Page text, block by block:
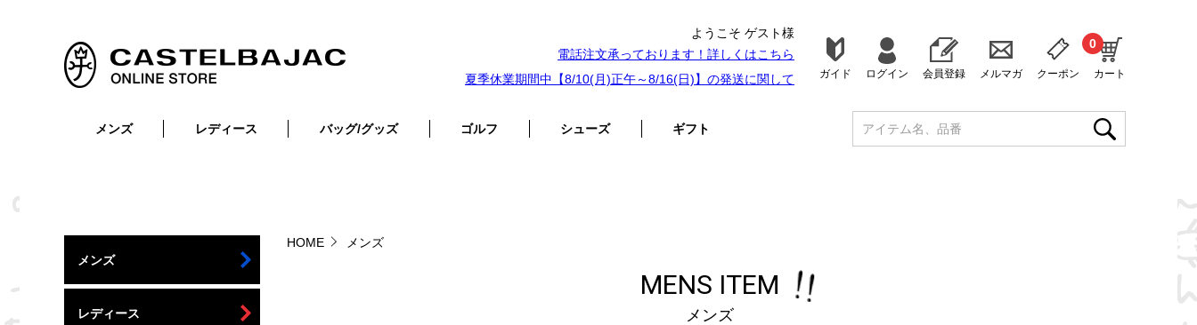
ようこそ ゲスト様
電話注文承っております！詳しくはこちら
夏季休業期間中【8/10(月)正午～8/16(日)】の発送に関して
ガイド ログイン 会員登録 メルマガ クーポン カート
0
メンズ
ボトムス
バッグ
レディース
小物
バッグ
バッグ/グッズ
セカンド・クラッチバッグ
ビジネス・トートバッグ
ゴルフ
ゴルフアイテム
シューズ ギフト
メンズ
レディース
HOME メンズ
MENS ITEM
メンズ